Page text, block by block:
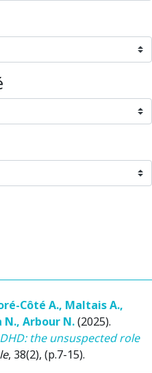
Côté A., Maltais A.,
N., Arbour N.(2025).
the unsuspected role
, 38(2), (p.7-15).